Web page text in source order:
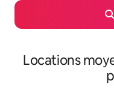
Locations